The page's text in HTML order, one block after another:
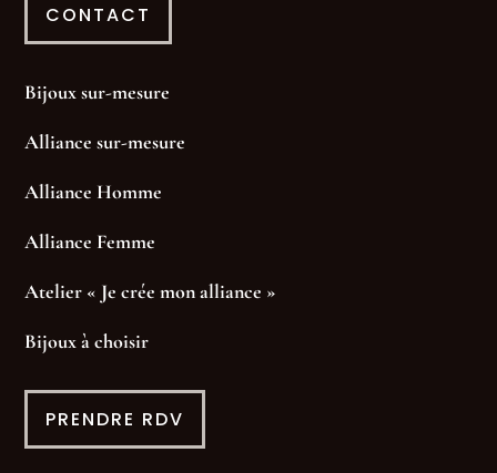
CONTACT
Bijoux sur-mesure
Alliance sur-mesure
Alliance Homme
Alliance Femme
Atelier « Je crée mon alliance »
Bijoux à choisir
PRENDRE RDV